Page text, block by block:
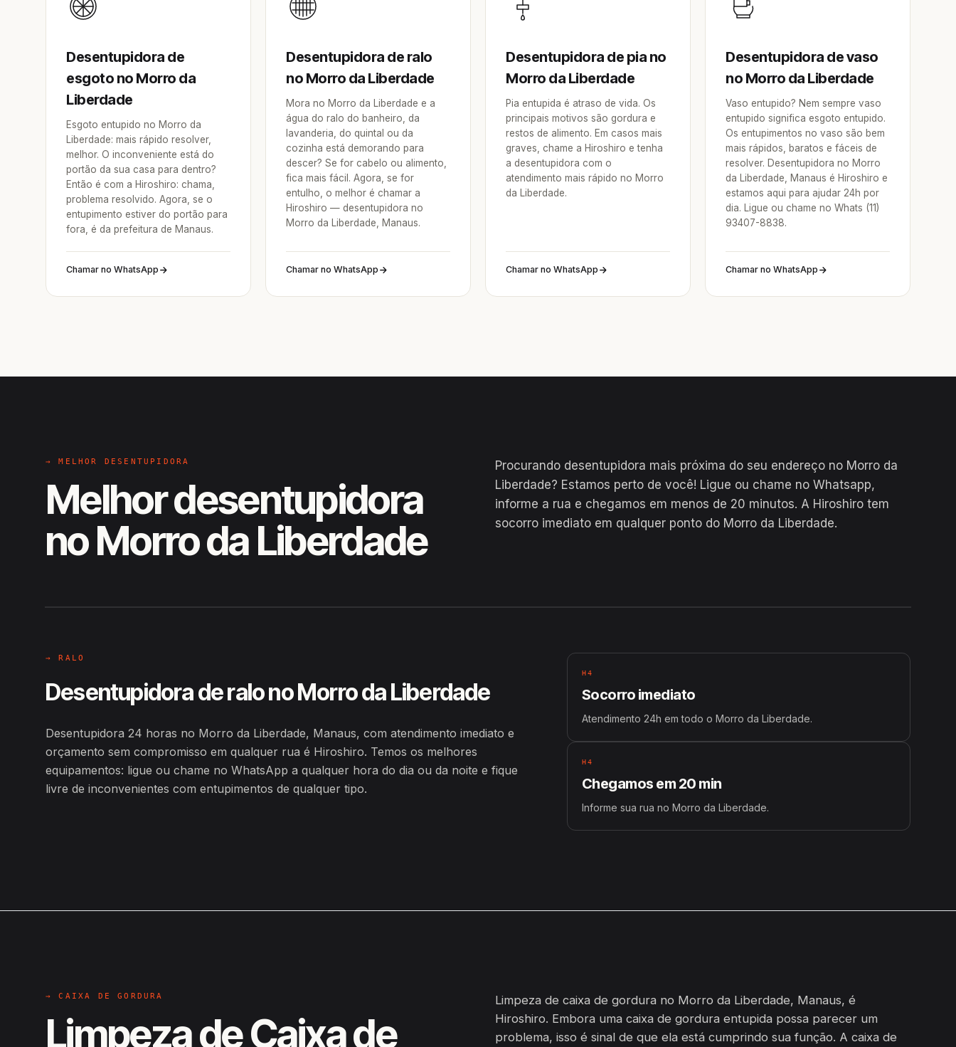
Desentupidora de
esgoto no Morro da
Liberdade
Esgoto entupido no Morro da
Liberdade: mais rápido resolver,
melhor. O inconveniente está do
portão da sua casa para dentro?
Então é com a Hiroshiro: chama,
problema resolvido. Agora, se o
entupimento estiver do portão para
fora, é da prefeitura de Manaus.
Chamar no WhatsApp
Desentupidora de ralo
no Morro da Liberdade
Mora no Morro da Liberdade e a
água do ralo do banheiro, da
lavanderia, do quintal ou da
cozinha está demorando para
descer? Se for cabelo ou alimento,
fica mais fácil. Agora, se for
entulho, o melhor é chamar a
Hiroshiro — desentupidora no
Morro da Liberdade, Manaus.
Chamar no WhatsApp
Desentupidora de pia no
Morro da Liberdade
Pia entupida é atraso de vida. Os
principais motivos são gordura e
restos de alimento. Em casos mais
graves, chame a Hiroshiro e tenha
a desentupidora com o
atendimento mais rápido no Morro
da Liberdade.
Chamar no WhatsApp
Desentupidora de vaso
no Morro da Liberdade
Vaso entupido? Nem sempre vaso
entupido significa esgoto entupido.
Os entupimentos no vaso são bem
mais rápidos, baratos e fáceis de
resolver. Desentupidora no Morro
da Liberdade, Manaus é Hiroshiro e
estamos aqui para ajudar 24h por
dia. Ligue ou chame no Whats (11)
93407-8838.
Chamar no WhatsApp
→ MELHOR DESENTUPIDORA
Melhor desentupidora
no Morro da Liberdade
Procurando desentupidora mais próxima do seu endereço no Morro da
Liberdade? Estamos perto de você! Ligue ou chame no Whatsapp,
informe a rua e chegamos em menos de 20 minutos. A Hiroshiro tem
socorro imediato em qualquer ponto do Morro da Liberdade.
EM CAMPO
→ RALO
Desentupidora de ralo no Morro da Liberdade
Desentupidora 24 horas no Morro da Liberdade, Manaus, com atendimento imediato e
orçamento sem compromisso em qualquer rua é Hiroshiro. Temos os melhores
equipamentos: ligue ou chame no WhatsApp a qualquer hora do dia ou da noite e fique
livre de inconvenientes com entupimentos de qualquer tipo.
H4
Socorro imediato
Atendimento 24h em todo o Morro da Liberdade.
H4
Chegamos em 20 min
Informe sua rua no Morro da Liberdade.
→ CAIXA DE GORDURA
Limpeza de Caixa de
Limpeza de caixa de gordura no Morro da Liberdade, Manaus, é
Hiroshiro. Embora uma caixa de gordura entupida possa parecer um
problema, isso é sinal de que ela está cumprindo sua função. A caixa de